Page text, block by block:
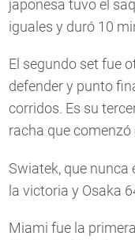
japonesa tuvo el
iguales y duró 10
El segundo set fue
defender y punto
corridos. Es su
racha que comenzó
Swiatek, que nunca
la victoria y Osaka
Miami fue la